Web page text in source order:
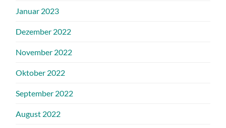
Januar 2023
Dezember 2022
November 2022
Oktober 2022
September 2022
August 2022